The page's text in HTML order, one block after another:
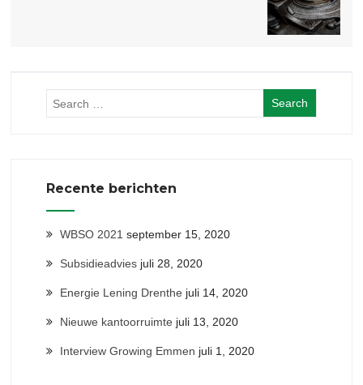
Recente berichten
WBSO 2021 september 15, 2020
Subsidieadvies juli 28, 2020
Energie Lening Drenthe juli 14, 2020
Nieuwe kantoorruimte juli 13, 2020
Interview Growing Emmen juli 1, 2020